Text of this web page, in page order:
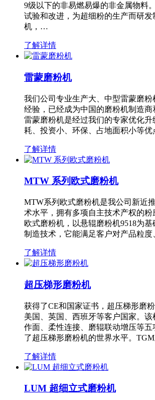
9级以下的非易燃易爆的非金属物料
试验和改进，为超细粉的生产而研
机，…
了解详情
雷蒙磨粉机
我们公司专业生产大、中型雷蒙磨粉
经验，已经成为中国的磨粉机制造商
雷蒙磨粉机是经过我们的专家优化升
耗、投资小、环保、占地面积小等
了解详情
MTW 系列欧式磨粉机
MTW系列欧式磨粉机是我公司新近
术水平，拥有多项自主技术产权的
欧式磨粉机，以悬辊磨粉机9518为
制造技术，它能满足客户对产品粒
了解详情
超压梯形磨粉机
获得了CE和国家证书，超压梯形磨
美国、英国、西班牙等客户国家。
作面、柔性连接、磨辊联动增压等五
了超压梯形磨粉机的世界水平。
了解详情
LUM 超细立式磨粉机